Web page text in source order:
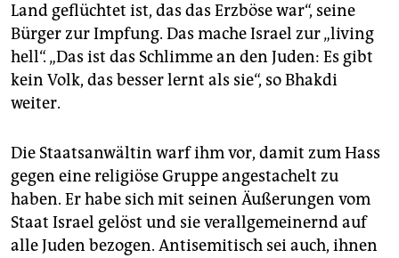
Land geflüchtet ist, das das Erzböse war“, seine
Bürger zur Impfung. Das mache Israel zur „living
hell“. „Das ist das Schlimme an den Juden: Es gibt
kein Volk, das besser lernt als sie“, so Bhakdi
weiter.
Die Staatsanwältin warf ihm vor, damit zum Hass
gegen eine religiöse Gruppe angestachelt zu
haben. Er habe sich mit seinen Äußerungen vom
Staat Israel gelöst und sie verallgemeinernd auf
alle Juden bezogen. Antisemitisch sei auch, ihnen